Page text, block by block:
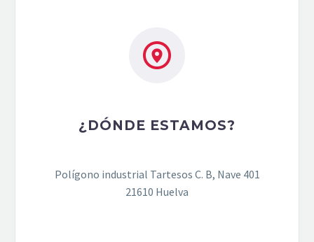


¿DÓNDE ESTAMOS?
Polígono industrial Tartesos C. B, Nave 401
21610 Huelva